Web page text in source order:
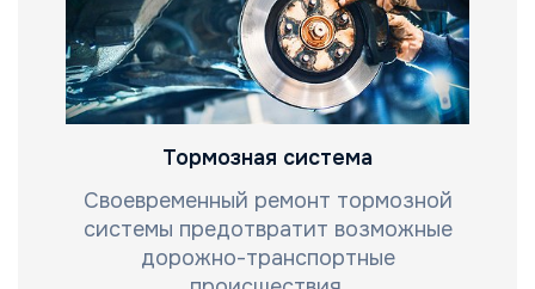
Тормозная система
Своевременный ремонт тормозной
системы предотвратит возможные
дорожно-транспортные